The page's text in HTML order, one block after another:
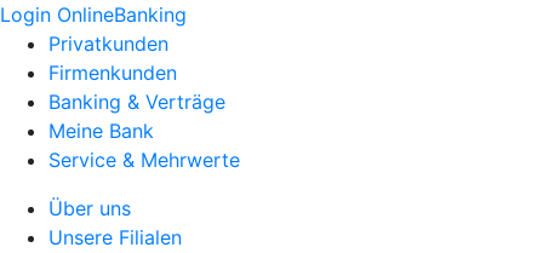
Login OnlineBanking
Privatkunden
Firmenkunden
Banking & Verträge
Meine Bank
Service & Mehrwerte
Über uns
Unsere Filialen